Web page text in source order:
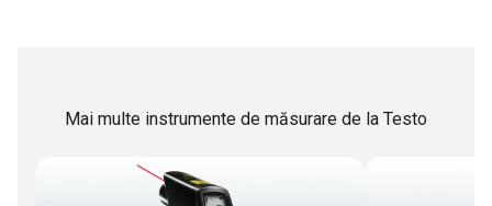
Mai multe instrumente de măsurare de la Testo